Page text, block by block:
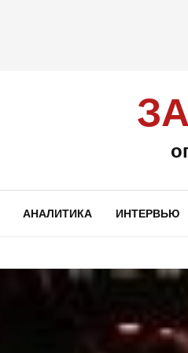
АНАЛИТИКА ИНТЕРВЬЮ